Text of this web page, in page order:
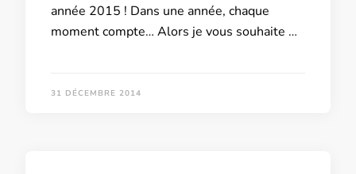
année 2015 ! Dans une année, chaque
moment compte… Alors je vous souhaite …
31 DÉCEMBRE 2014